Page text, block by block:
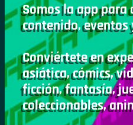
Somos la app para
contenido,
Conviértete en
asiática, cómics,
ficción, fantasía,
coleccionables,